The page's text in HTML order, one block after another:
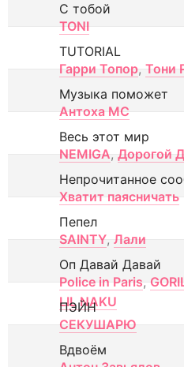
С тобой
TONI
TUTORIAL
Гарри Топор, Тони
Музыка поможет
Антоха МС
Весь этот мир
NEMIGA, Дорогой
Непрочитанное
Хватит паясничать
Пепел
SAINTY, Лали
Оп Давай Давай
Police in Paris,
LIL NAKU
ПЭЙН
СЕКУШАРЮ
Вдвоём